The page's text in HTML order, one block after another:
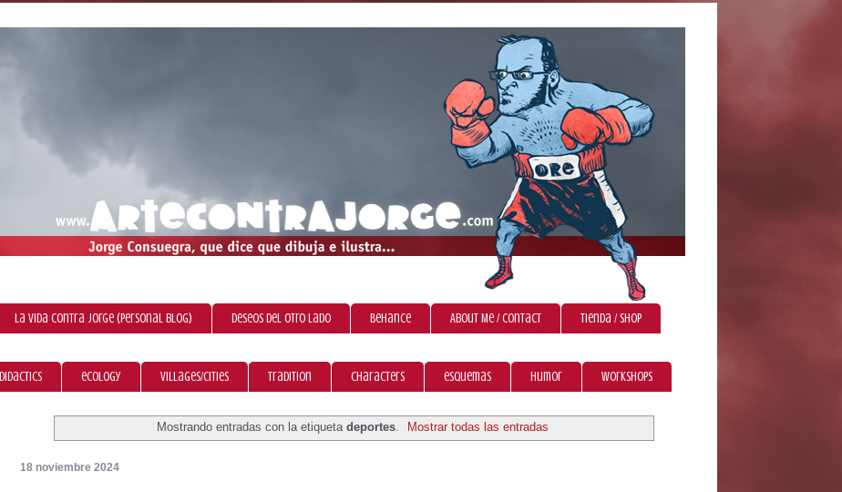
La vida contra Jorge (personal blog) Deseos del otro lado Behance About Me / Contact Tienda / Shop
didactics ecology villages/cities tradition characters esquemas humor workshops
Mostrando entradas con la etiqueta deportes. Mostrar todas las entradas
18 noviembre 2024